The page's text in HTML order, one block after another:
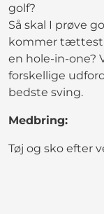
golf?
Så skal I prøve
kommer tættest
en hole-in-one?
forskellige
bedste sving.
Medbring:
Tøj og sko efter